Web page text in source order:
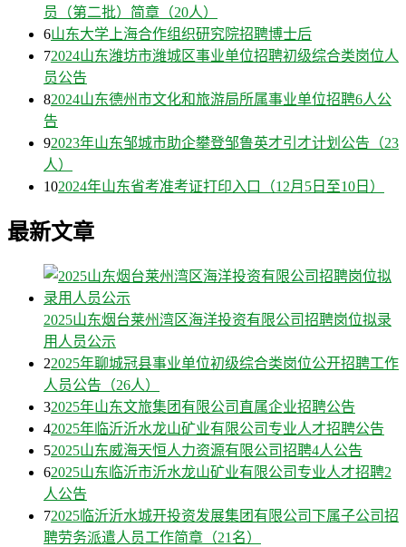
员（第二批）简章（20人）
6山东大学上海合作组织研究院招聘博士后
72024山东潍坊市潍城区事业单位招聘初级综合类岗位人
员公告
82024山东德州市文化和旅游局所属事业单位招聘6人公
告
92023年山东邹城市助企攀登邹鲁英才引才计划公告（23
人）
102024年山东省考准考证打印入口（12月5日至10日）
最新文章
2025山东烟台莱州湾区海洋投资有限公司招聘岗位拟录
用人员公示
22025年聊城冠县事业单位初级综合类岗位公开招聘工作
人员公告（26人）
32025年山东文旅集团有限公司直属企业招聘公告
42025年临沂沂水龙山矿业有限公司专业人才招聘公告
52025山东威海天恒人力资源有限公司招聘4人公告
62025山东临沂市沂水龙山矿业有限公司专业人才招聘2
人公告
72025临沂沂水城开投资发展集团有限公司下属子公司招
聘劳务派遣人员工作简章（21名）